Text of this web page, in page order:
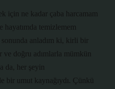
için ne kadar çaba harcamam
temizlemem
anladım ki, kirli bir
ve doğru adımlarla mümkün
da, her şeyin
bir umut kaynağıydı. Çünkü